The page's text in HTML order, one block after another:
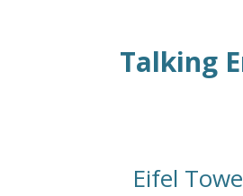
Talking
Eifel